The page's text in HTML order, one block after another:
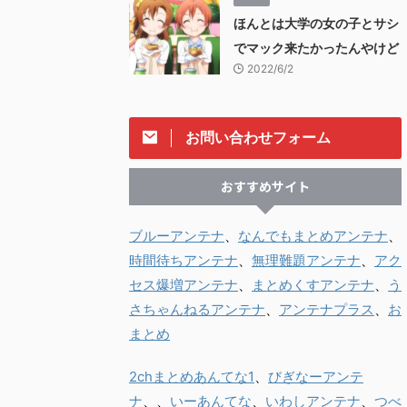
ほんとは大学の女の子とサシ
でマック来たかったんやけど
2022/6/2
お問い合わせフォーム
おすすめサイト
ブルーアンテナ なんでもまとめアンテナ
時間待ちアンテナ
無理難題アンテナ
アク
セス爆増アンテナ
まとめくすアンテナ
う
さちゃんねるアンテナ
アンテナプラス
お
まとめ
2chまとめあんてな1
びぎなーアンテ
ナ
いーあんてな いわしアンテナ
つべ